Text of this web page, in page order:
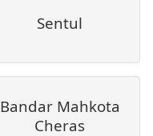
Sentul
Bandar Mahkota
Cheras